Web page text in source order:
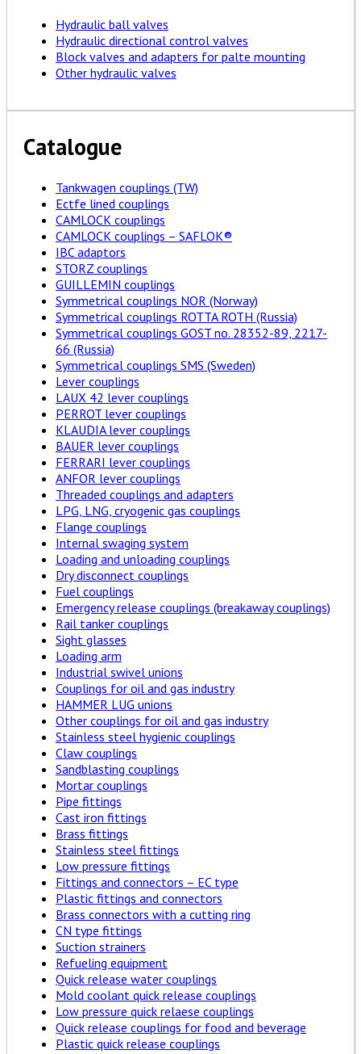
Hydraulic ball valves
Hydraulic directional control valves
Block valves and adapters for palte mounting
Other hydraulic valves
Catalogue
Tankwagen couplings (TW)
Ectfe lined couplings
CAMLOCK couplings
CAMLOCK couplings – SAFLOK®
IBC adaptors
STORZ couplings
GUILLEMIN couplings
Symmetrical couplings NOR (Norway)
Symmetrical couplings ROTTA ROTH (Russia)
Symmetrical couplings GOST no. 28352-89, 2217-
66 (Russia)
Symmetrical couplings SMS (Sweden)
Lever couplings
LAUX 42 lever couplings
PERROT lever couplings
KLAUDIA lever couplings
BAUER lever couplings
FERRARI lever couplings
ANFOR lever couplings
Threaded couplings and adapters
LPG, LNG, cryogenic gas couplings
Flange couplings
Internal swaging system
Loading and unloading couplings
Dry disconnect couplings
Fuel couplings
Emergency release couplings (breakaway couplings)
Rail tanker couplings
Sight glasses
Loading arm
Industrial swivel unions
Couplings for oil and gas industry
HAMMER LUG unions
Other couplings for oil and gas industry
Stainless steel hygienic couplings
Claw couplings
Sandblasting couplings
Mortar couplings
Pipe fittings
Cast iron fittings
Brass fittings
Stainless steel fittings
Low pressure fittings
Fittings and connectors – EC type
Plastic fittings and connectors
Brass connectors with a cutting ring
CN type fittings
Suction strainers
Refueling equipment
Quick release water couplings
Mold coolant quick release couplings
Low pressure quick relaese couplings
Quick release couplings for food and beverage
Plastic quick release couplings